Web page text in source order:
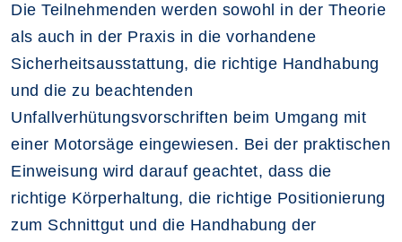
Die Teilnehmenden werden sowohl in der Theorie
als auch in der Praxis in die vorhandene
Sicherheitsausstattung, die richtige Handhabung
und die zu beachtenden
Unfallverhütungsvorschriften beim Umgang mit
einer Motorsäge eingewiesen. Bei der praktischen
Einweisung wird darauf geachtet, dass die
richtige Körperhaltung, die richtige Positionierung
zum Schnittgut und die Handhabung der